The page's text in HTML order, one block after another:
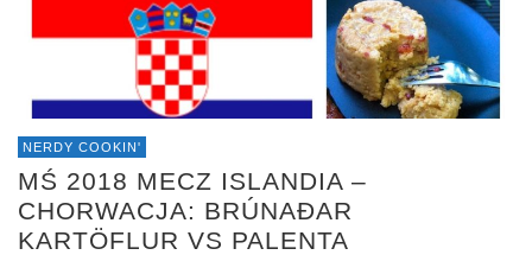
NERDY COOKIN'
MŚ 2018 MECZ ISLANDIA –
CHORWACJA: BRÚNAÐAR
KARTÖFLUR VS PALENTA